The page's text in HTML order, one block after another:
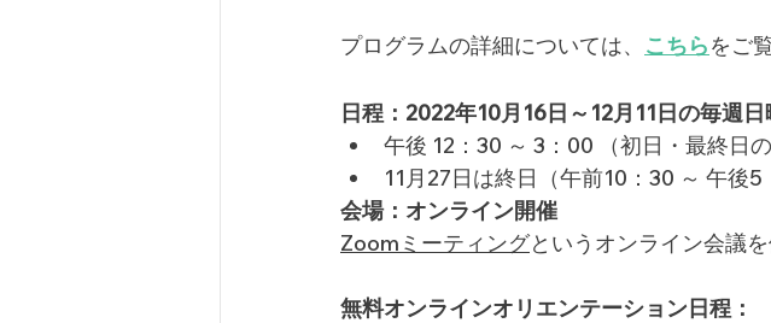
プログラムの詳細については、 こちらをご
日程：2022年10月16日～12月11日の毎週
午後 12：30 ～ 3：00 （初日・最終日
11月27日は終日（午前10：30 ～ 午後5
会場：オンライン開催
Zoomミーティングというオンライン会議を
無料オンラインオリエンテーション日程：